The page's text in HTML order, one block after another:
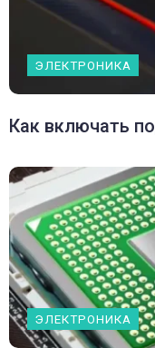
ЭЛЕКТРОНИКА
Как включать
ЭЛЕКТРОНИКА